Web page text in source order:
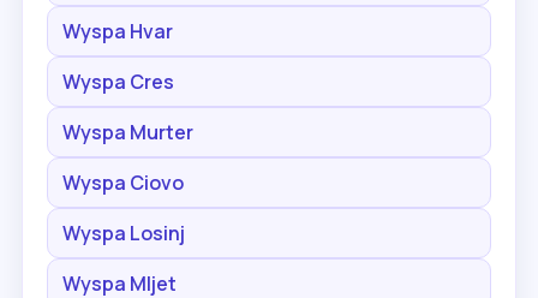
Wyspa Hvar
Wyspa Cres
Wyspa Murter
Wyspa Ciovo
Wyspa Losinj
Wyspa Mljet